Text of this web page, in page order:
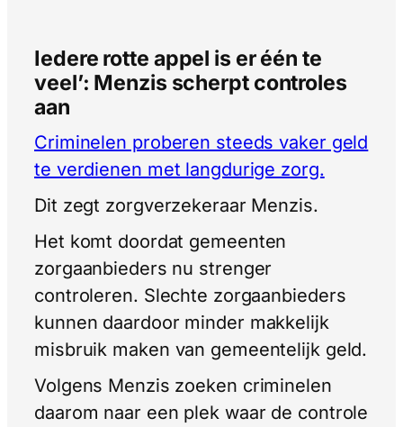
Iedere rotte appel is er één te
veel’: Menzis scherpt controles
aan
Criminelen proberen steeds vaker geld
te verdienen met langdurige zorg.
Dit zegt zorgverzekeraar Menzis.
Het komt doordat gemeenten
zorgaanbieders nu strenger
controleren. Slechte zorgaanbieders
kunnen daardoor minder makkelijk
misbruik maken van gemeentelijk geld.
Volgens Menzis zoeken criminelen
daarom naar een plek waar de controle